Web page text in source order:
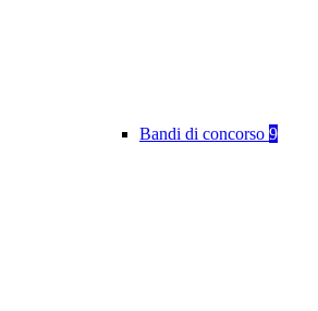
Bandi di concorso 9